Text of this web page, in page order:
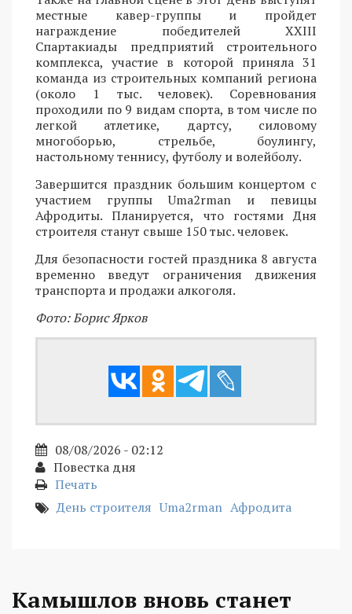
местные кавер-группы и пройдет
награждение победителей XXIII
Спартакиады предприятий строительного
комплекса, участие в которой приняла 31
команда из строительных компаний региона
(около 1 тыс. человек). Соревнования
проходили по 9 видам спорта, в том числе по
легкой атлетике, дартсу, силовому
многоборью, стрельбе, боулингу,
настольному теннису, футболу и волейболу.
Завершится праздник большим концертом с
участием группы Uma2rman и певицы
Афродиты. Планируется, что гостями Дня
строителя станут свыше 150 тыс. человек.
Для безопасности гостей праздника 8 августа
временно введут ограничения движения
транспорта и продажи алкоголя.
Фото: Борис Ярков
08/08/2026 - 02:12
Повестка дня
Печать
День строителя Uma2rman Афродита
Камышлов вновь станет